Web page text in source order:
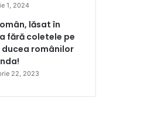
1, 2024
lăsat în
fără coletele pe
ducea românilor
22, 2023